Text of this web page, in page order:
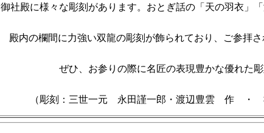
御社殿に様々な彫刻があります。おとぎ話の「天の羽衣」
殿内の欄間に力強い双龍の彫刻が飾られており、ご参拝さ
ぜひ、お参りの際に名匠の表現豊かな優れた彫
（彫刻：三世一元 永田謹一郎・渡辺豊雲 作 ・